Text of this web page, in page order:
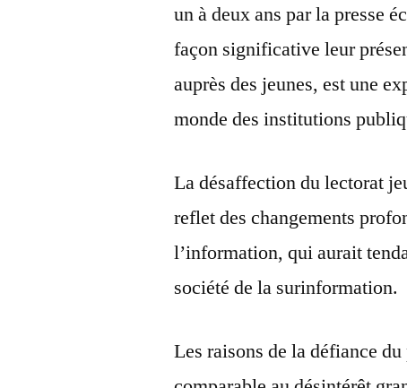
un à deux ans par la presse
façon significative leur
auprès des jeunes, est une
monde des institutions
La désaffection du lectorat
reflet des changements
l’information, qui aurait
société de la surinformation.
Les raisons de la défiance